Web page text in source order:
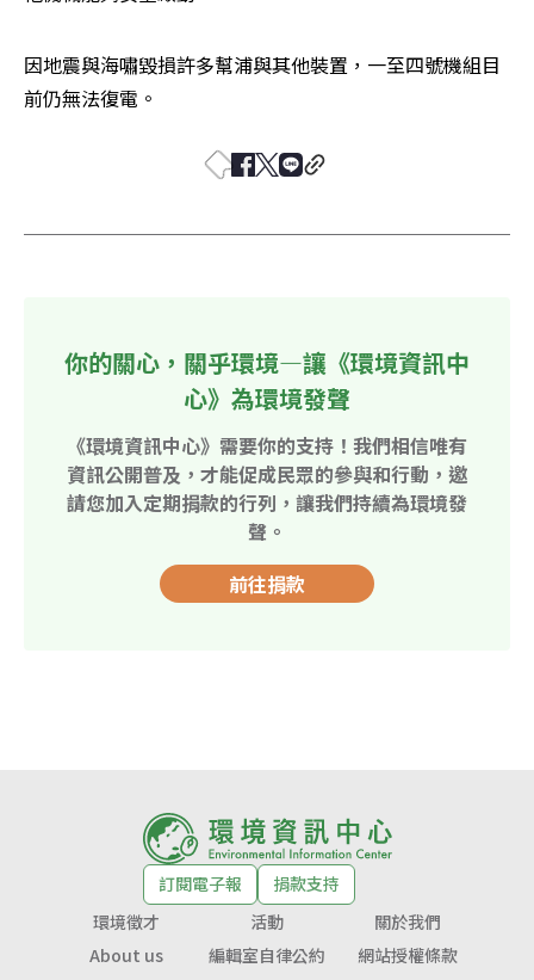
因地震與海嘯毀損許多幫浦與其他裝置，一至四號機組目
前仍無法復電。
你的關心，關乎環境—讓《環境資訊中
心》為環境發聲
《環境資訊中心》需要你的支持！我們相信唯有
資訊公開普及，才能促成民眾的參與和行動，邀
請您加入定期捐款的行列，讓我們持續為環境發
聲。
前往捐款
訂閱電子報
捐款支持
環境徵才
活動
關於我們
About us
編輯室自律公約
網站授權條款